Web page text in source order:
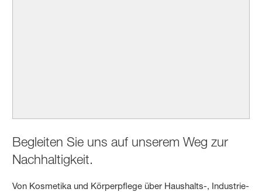
Begleiten Sie uns auf unserem Weg zur
Nachhaltigkeit.
Von Kosmetika und Körperpflege über Haushalts-, Industrie-